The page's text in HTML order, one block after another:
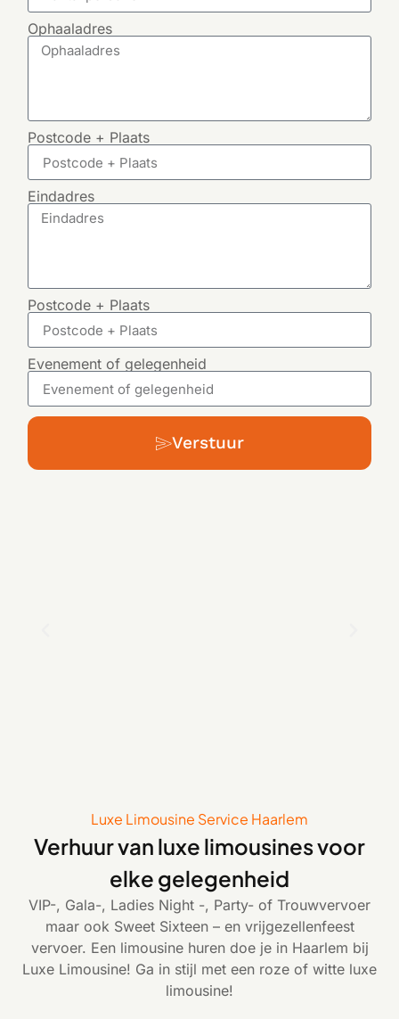
Ophaaladres
Postcode + Plaats
Eindadres
Postcode + Plaats
Evenement of gelegenheid
Verstuur
Luxe Limousine Service Haarlem
Verhuur van luxe limousines voor
elke gelegenheid
VIP-, Gala-, Ladies Night -, Party- of Trouwvervoer
maar ook Sweet Sixteen – en vrijgezellenfeest
vervoer. Een limousine huren doe je in Haarlem bij
Luxe Limousine! Ga in stijl met een roze of witte luxe
limousine!